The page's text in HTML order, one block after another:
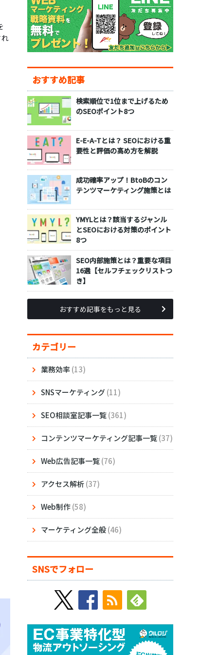
おすすめ記事
検索順位で1位まで上げるため
のSEOポイント8つ
E-E-A-Tとは？ SEOにおける重
要性と評価の高め方を解説
成功確率アップ！BtoBのコン
テンツマーケティング施策とは
YMYLとは？該当するジャンル
とSEOにおける対策のポイント
8つ
SEO内部施策とは？重要な項目
16選【セルフチェックリストつ
き】
おすすめ記事をもっと見る
カテゴリー
業務効率(13)
SNSマーケティング(11)
SEO相談室記事一覧(361)
コンテンツマーケティング記事一覧(37)
Web広告記事一覧(76)
アクセス解析(37)
Web制作(58)
マーケティング全般(46)
SNSでフォロー